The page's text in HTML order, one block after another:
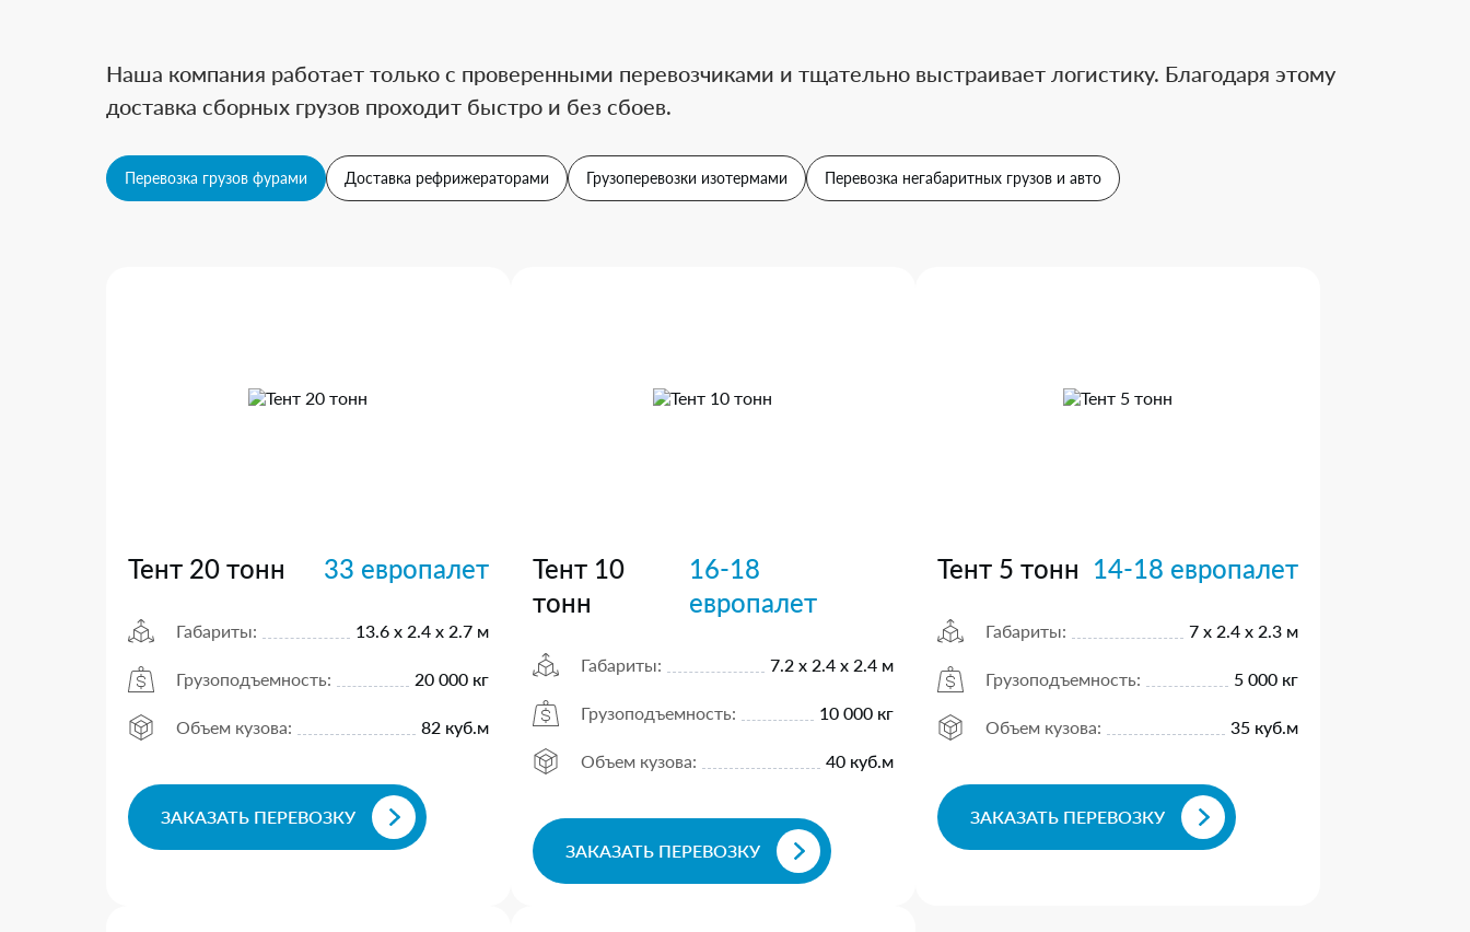
Наша компания работает только с проверенными перевозчиками и тщательно выстраивает логистику. Благодаря этому
доставка сборных грузов проходит быстро и без сбоев.
Перевозка грузов фурами Доставка рефрижераторами Грузоперевозки изотермами Перевозка негабаритных грузов и авто
Тент 20 тонн 33 европалет
Габариты: 13.6 х 2.4 х 2.7 м
Грузоподъемность: 20 000 кг
Объем кузова: 82 куб.м
ЗАКАЗАТЬ ПЕРЕВОЗКУ
Тент 10
тонн
16-18
европалет
Габариты: 7.2 х 2.4 х 2.4 м
Грузоподъемность: 10 000 кг
Объем кузова: 40 куб.м
ЗАКАЗАТЬ ПЕРЕВОЗКУ
Тент 5 тонн 14-18 европалет
Габариты: 7 х 2.4 х 2.3 м
Грузоподъемность: 5 000 кг
Объем кузова: 35 куб.м
ЗАКАЗАТЬ ПЕРЕВОЗКУ